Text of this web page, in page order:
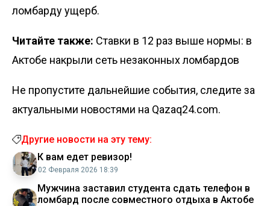
ломбарду ущерб.
Читайте также: Ставки в 12 раз выше нормы: в
Актобе накрыли сеть незаконных ломбардов
Не пропустите дальнейшие события, следите за
актуальными новостями на Qazaq24.com.
Другие новости на эту тему:
К вам едет ревизор!
02 Февраля 2026 18:39
Мужчина заставил студента сдать телефон в
ломбард после совместного отдыха в Актобе